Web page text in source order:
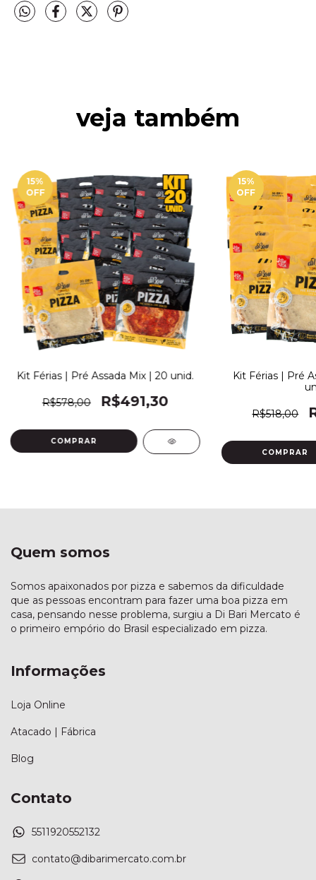
veja também
15%
OFF
Kit Férias | Pré Assada Mix | 20 unid.
R$578,00 R$491,30
15%
OFF
Kit Férias | Pré
R$518,00
Quem somos
Somos apaixonados por pizza e sabemos da dificuldade
que as pessoas encontram para fazer uma boa pizza em
casa, pensando nesse problema, surgiu a Di Bari Mercato é
o primeiro empório do Brasil especializado em pizza.
Informações
Loja Online
Atacado | Fábrica
Blog
Contato
5511920552132
contato@dibarimercato.com.br